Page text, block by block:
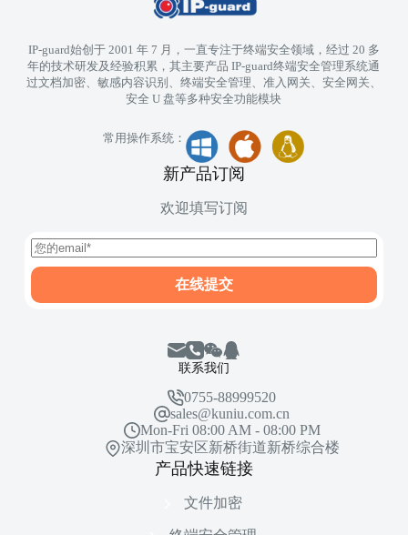
IP-guard始创于 2001 年 7 月，一直专注于终端安全领域，经过 20 多
年的技术研发及经验积累，其主要产品 IP-guard终端安全管理系统通
过文档加密、敏感内容识别、终端安全管理、准入网关、安全网关、
安全 U 盘等多种安全功能模块
常用操作系统：
联系我们
0755-88999520
sales@kuniu.com.cn
Mon-Fri 08:00 AM - 08:00 PM
深圳市宝安区新桥街道新桥综合楼
产品快速链接
文件加密
新产品订阅
欢迎填写订阅
在线提交